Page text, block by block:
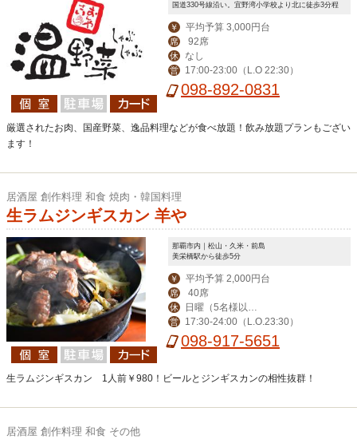
国道330号線沿い。宜野湾小学校より北に徒歩3分程
￥ 平均予算 3,000円台
席 92席
休 なし
営 17:00-23:00（L.O 22:30）
098-892-0831
厳選されたお肉、国産野菜、逸品料理などが食べ放題！飲み放題プランもござい
ます！
居酒屋 創作料理 和食 焼肉・韓国料理
生ラムジンギスカン 羊や
那覇市内｜松山・久米・前島
美栄橋駅から徒歩5分
￥ 平均予算 2,000円台
席 40席
休
のご予約で営業）・
年末年始（12月30日
営 17:30-24:00（L.O.23:30）
098-917-5651
生ラムジンギスカン 1人前￥980！ビールとジンギスカンの相性抜群！
居酒屋 創作料理 和食 その他